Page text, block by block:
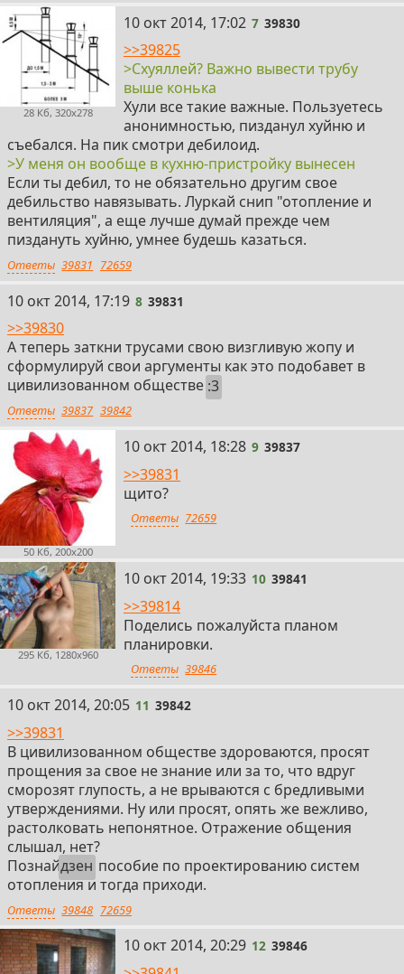
28 Кб, 320x278
7
10 окт 2014, 17:02 7 39830
>>39825
>Схуяллей? Важно вывести трубу
выше конька
Хули все такие важные. Пользуетесь
анонимностью, пизданул хуйню и
съебался. На пик смотри дебилоид.
>У меня он вообще в кухню-пристройку вынесен
Если ты дебил, то не обязательно другим свое
дебильство навязывать. Луркай снип "отопление и
вентиляция", а еще лучше думай прежде чем
пиздануть хуйню, умнее будешь казаться.
Ответы 39831 72659
8
10 окт 2014, 17:19 8 39831
>>39830
А теперь заткни трусами свою визгливую жопу и
сформулируй свои аргументы как это подобавет в
цивилизованном обществе :3
Ответы 39837 39842
50 Кб, 200x200
9
10 окт 2014, 18:28 9 39837
>>39831
щито?
Ответы 72659
295 Кб, 1280x960
10
10 окт 2014, 19:33 10 39841
>>39814
Поделись пожалуйста планом
планировки.
Ответы 39846
11
10 окт 2014, 20:05 11 39842
>>39831
В цивилизованном обществе здороваются, просят
прощения за свое не знание или за то, что вдруг
сморозят глупость, а не врываются с бредливыми
утверждениями. Ну или просят, опять же вежливо,
растолковать непонятное. Отражение общения
слышал, нет?
Познайдзен пособие по проектированию систем
отопления и тогда приходи.
Ответы 39848 72659
12
10 окт 2014, 20:29 12 39846